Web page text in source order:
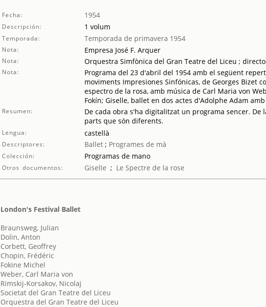
Fecha: 1954
Descripción: 1 volum
Temporada: Temporada de primavera 1954
Nota: Empresa José F. Arquer
Nota: Orquestra Simfònica del Gran Teatre del Liceu ;
Nota:
Programa del 23 d'abril del 1954 amb el següent
moviments Impresiones Sinfónicas, de Georges Bizet
espectro de la rosa, amb música de Carl Maria von
Fokín; Giselle, ballet en dos actes d'Adolphe Adam
Resumen:
De cada obra s'ha digitalitzat un programa sencer. De
parts que són diferents.
Lengua: castellà
Descriptores: Ballet; Programes de mà
Colección: Programas de mano
Otros documentos: Giselle ; Le Spectre de la rose
London's Festival Ballet
Braunsweg, Julian
Dolin, Anton
Corbett, Geoffrey
Chopin, Frédéric
Fokine Michel
Weber, Carl Maria von
Rimskij-Korsakov, Nicolaj
Societat del Gran Teatre del Liceu
Orquestra del Gran Teatre del Liceu